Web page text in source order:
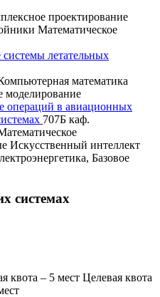
проектирование
Математическое
летательных
математика
моделирование
операций в авиационных
707Б каф.
Искусственный интеллект
Базовое
системах
квота – 5 мест Целевая квота